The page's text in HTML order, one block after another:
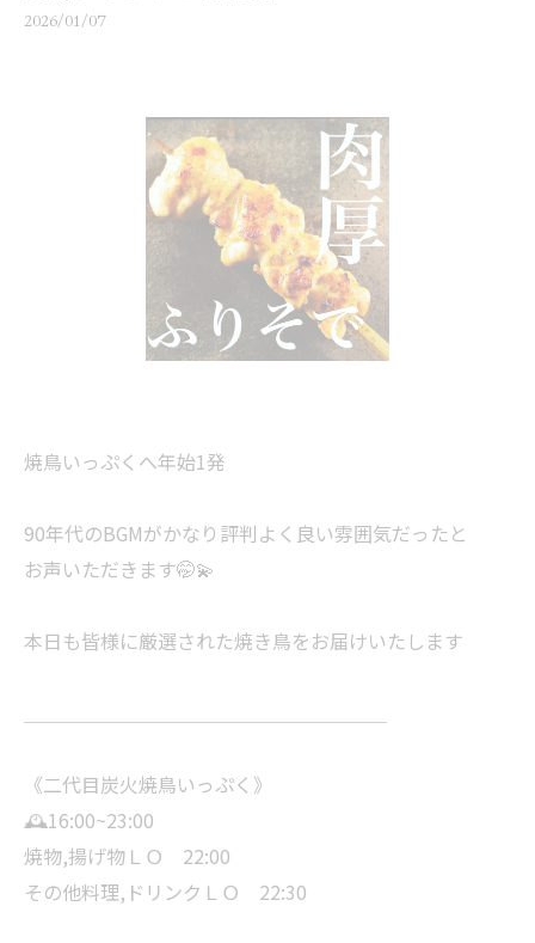
2026/01/07
焼鳥いっぷくへ年始1発
90年代のBGMがかなり評判よく良い雰囲気だったと
お声いただきます🤭💫
本日も皆様に厳選された焼き鳥をお届けいたします
《二代目炭火焼鳥いっぷく》
🕰️16:00~23:00
焼物,揚げ物ＬＯ 22:00
その他料理,ドリンクＬＯ 22:30